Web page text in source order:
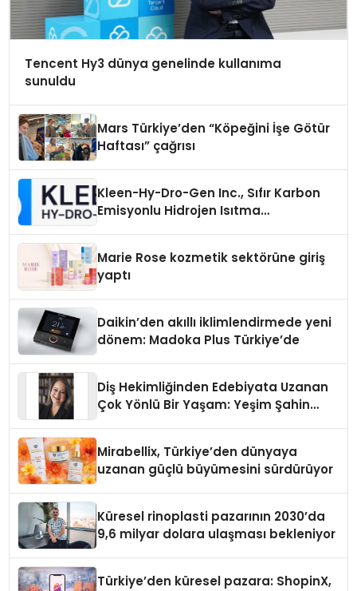
Tencent Hy3 dünya genelinde kullanıma
sunuldu
Mars Türkiye’den “Köpeğini İşe Götür
Haftası” çağrısı
Kleen-Hy-Dro-Gen Inc., Sıfır Karbon
Emisyonlu Hidrojen Isıtma
Marie Rose kozmetik sektörüne giriş
yaptı
Daikin’den akıllı iklimlendirmede yeni
dönem: Madoka Plus Türkiye’de
Diş Hekimliğinden Edebiyata Uzanan
Çok Yönlü Bir Yaşam: Yeşim Şahin
Mirabellix, Türkiye’den dünyaya
uzanan güçlü büyümesini sürdürüyor
Küresel rinoplasti pazarının 2030’da
9,6 milyar dolara ulaşması bekleniyor
Türkiye’den küresel pazara: ShopinX,